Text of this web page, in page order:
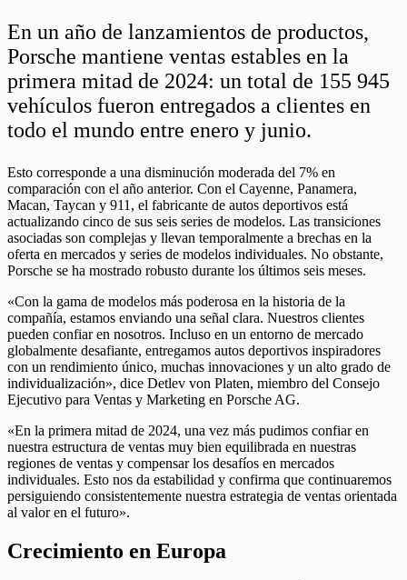
En un año de lanzamientos de productos,
Porsche mantiene ventas estables en la
primera mitad de 2024: un total de 155 945
vehículos fueron entregados a clientes en
todo el mundo entre enero y junio.
Esto corresponde a una disminución moderada del 7% en
comparación con el año anterior. Con el Cayenne, Panamera,
Macan, Taycan y 911, el fabricante de autos deportivos está
actualizando cinco de sus seis series de modelos. Las transiciones
asociadas son complejas y llevan temporalmente a brechas en la
oferta en mercados y series de modelos individuales. No obstante,
Porsche se ha mostrado robusto durante los últimos seis meses.
«Con la gama de modelos más poderosa en la historia de la
compañía, estamos enviando una señal clara. Nuestros clientes
pueden confiar en nosotros. Incluso en un entorno de mercado
globalmente desafiante, entregamos autos deportivos inspiradores
con un rendimiento único, muchas innovaciones y un alto grado de
individualización», dice Detlev von Platen, miembro del Consejo
Ejecutivo para Ventas y Marketing en Porsche AG.
«En la primera mitad de 2024, una vez más pudimos confiar en
nuestra estructura de ventas muy bien equilibrada en nuestras
regiones de ventas y compensar los desafíos en mercados
individuales. Esto nos da estabilidad y confirma que continuaremos
persiguiendo consistentemente nuestra estrategia de ventas orientada
al valor en el futuro».
Crecimiento en Europa